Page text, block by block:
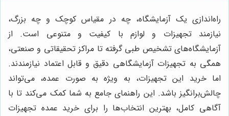
راه‌اندازی یک آزمایشگاه، چه در مقیاس کوچک و چه بزرگ،
نیازمند تجهیزات و لوازم با کیفیت و متنوعی است. از
آزمایشگاه‌های تشخیص طبی گرفته تا مراکز تحقیقاتی و صنعتی،
همگی به تجهیزات آزمایشگاهی دقیق و قابل اعتماد نیازمندند.
اما خرید این تجهیزات، به ویژه به صورت عمده، می‌تواند
چالش‌برانگیز باشد. این راهنمای جامع به شما کمک می‌کند تا با
آگاهی کامل، بهترین انتخاب‌ها را برای خرید عمده تجهیزات